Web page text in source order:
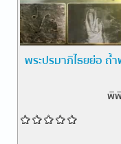
พระปรมาภิไธยย่อ ถ้
พิ